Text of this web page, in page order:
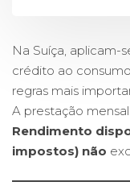
Na Suíça, aplicam-
crédito ao
regras mais
A prestação
Rendimento
impostos) não